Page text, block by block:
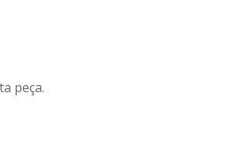
peça.